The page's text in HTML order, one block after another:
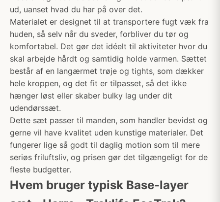
ud, uanset hvad du har på over det.
Materialet er designet til at transportere fugt væk fra
huden, så selv når du sveder, forbliver du tør og
komfortabel. Det gør det idéelt til aktiviteter hvor du
skal arbejde hårdt og samtidig holde varmen. Sættet
består af en langærmet trøje og tights, som dækker
hele kroppen, og det fit er tilpasset, så det ikke
hænger løst eller skaber bulky lag under dit
udendørssæt.
Dette sæt passer til manden, som handler bevidst og
gerne vil have kvalitet uden kunstige materialer. Det
fungerer lige så godt til daglig motion som til mere
seriøs friluftsliv, og prisen gør det tilgængeligt for de
fleste budgetter.
Hvem bruger typisk Base-layer